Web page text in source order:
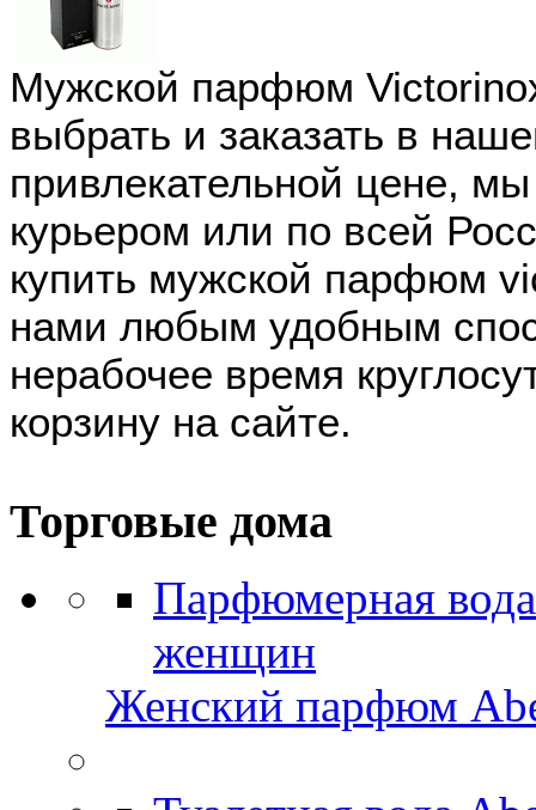
Мужской парфюм
выбрать и заказать в
привлекательной цене,
курьером или по всей
купить мужской парфюм
нами любым удобным
нерабочее время
корзину на сайте.
Торговые дома
Парфюмерная
женщин
Женский парфюм